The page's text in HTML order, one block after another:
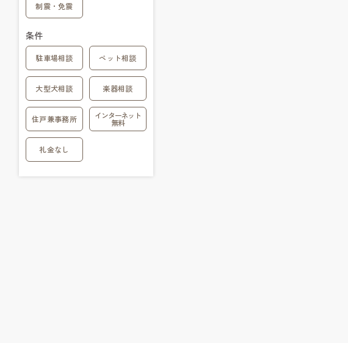
制震・免震
条件
駐車場相談 ペット相談
大型犬相談 楽器相談
住戸兼事務所 インターネット
無料
礼金なし